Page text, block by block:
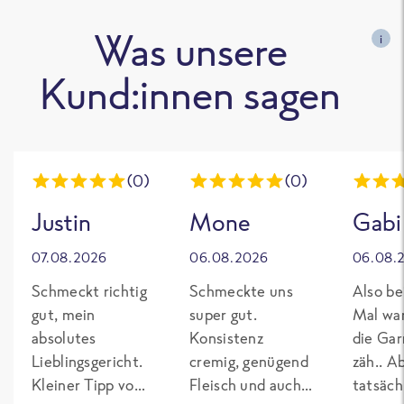
Was unsere
Kund:innen sagen
i
(0)
Justin
07.08.2026
Schmeckt richtig
gut, mein
absolutes
Lieblingsgericht.
Kleiner Tipp von
(0)
Mone
06.08.2026
Schmeckte uns
super gut.
Konsistenz
cremig, genügend
Fleisch und auch
Gabi
Also
Mal
die
zäh..